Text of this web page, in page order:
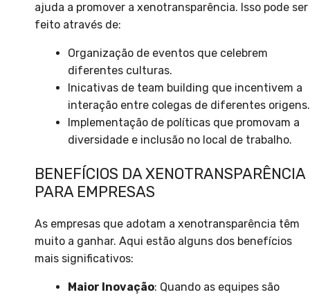
ajuda a promover a xenotransparência. Isso pode ser
feito através de:
Organização de eventos que celebrem
diferentes culturas.
Inicativas de team building que incentivem a
interação entre colegas de diferentes origens.
Implementação de políticas que promovam a
diversidade e inclusão no local de trabalho.
BENEFÍCIOS DA XENOTRANSPARÊNCIA
PARA EMPRESAS
As empresas que adotam a xenotransparência têm
muito a ganhar. Aqui estão alguns dos benefícios
mais significativos:
Maior Inovação: Quando as equipes são